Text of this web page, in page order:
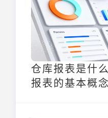
仓库报表是什
报表的基本概